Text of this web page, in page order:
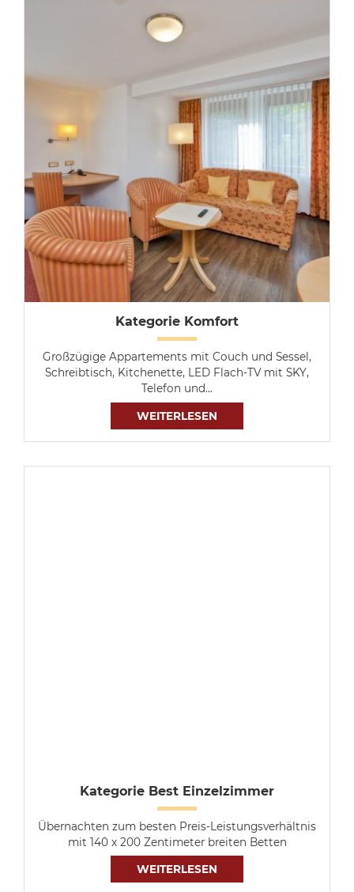
Kategorie Komfort
Großzügige Appartements mit Couch und Sessel,
Schreibtisch, Kitchenette, LED Flach-TV mit SKY,
Telefon und…
WEITERLESEN
Kategorie Best Einzelzimmer
Übernachten zum besten Preis-Leistungsverhältnis
mit 140 x 200 Zentimeter breiten Betten
WEITERLESEN